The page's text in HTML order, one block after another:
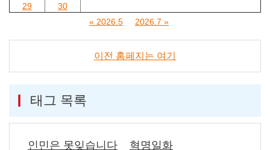
29
30
« 2026.5
2026.7 »
이전 홈페지는 여기
태그 목록
인민은 못잊습니다
혁명일화